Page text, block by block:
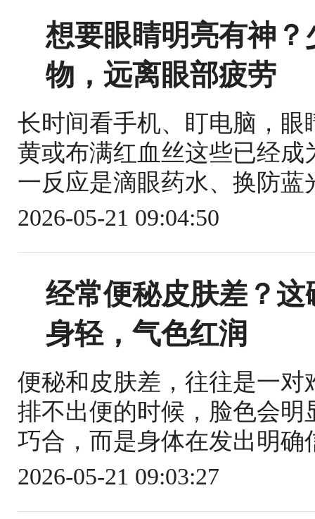
想要眼睛明亮有神
物，远离眼部疲劳
长时间看手机、盯电脑，
黄或布满红血丝这些已经
一反应是滴眼药水、换防
2026-05-21 09:04:50
经常便秘皮肤差？
身轻，气色红润
便秘和皮肤差，往往是一
排不出便的时候，脸色会
巧合，而是身体在发出明
2026-05-21 09:03:27